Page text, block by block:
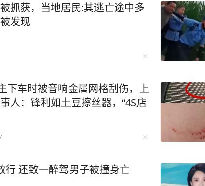
抓获，当地居民:其逃亡途中多
发现
下车时被音响金属网格刮伤，上
人：锋利如土豆擦丝器，“4S店
行 还致一醉驾男子被撞身亡